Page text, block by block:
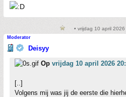
• vrijdag 10 april
Moderator
Deisyy
Op vrijdag 10 april 2026
[..]
Volgens mij was jij de eerste die